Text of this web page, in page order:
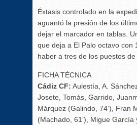
Éxtasis controlado en la
aguantó la presión de los
dejar el marcador en tablas.
que deja a El Palo octavo con
haber a tres de los puestos de
FICHA TÉCNICA
Cádiz CF: Aulestía, A.
Josete, Tomás, Garrido,
Márquez (Galindo, 74’), Fran
(Machado, 61’), Migue García